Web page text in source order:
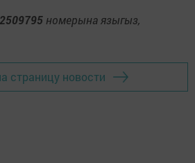
номерына языгыз,
страницу новости